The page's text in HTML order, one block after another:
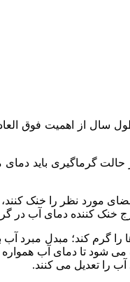
سال از اهمیت فوق
حالت گرماگیری باید
مورد نظر را خنک کنند،
خنک کننده دمای آب در
کند؛ مبدل مبرد آب
شود تا دمای آب همواره
آب را تعدیل می کنند.